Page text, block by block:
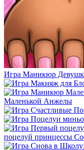
Игра Маникюр
Маленькой Анжелы
поцелуй принцессы